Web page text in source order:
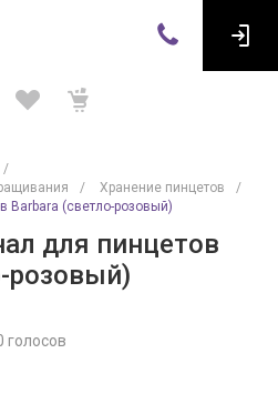
/
/ Хранение пинцетов
/
Barbara (светло-розовый)
для пинцетов
розовый)
голосов